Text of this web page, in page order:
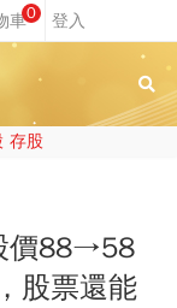
0
存股
價88→58
股票還能